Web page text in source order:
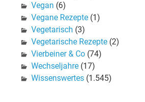
Vegan (6)
Vegane Rezepte(1)
Vegetarisch (3)
Vegetarische Rezepte(2)
Vierbeiner & Co(74)
Wechseljahre(17)
Wissenswertes(1.545)